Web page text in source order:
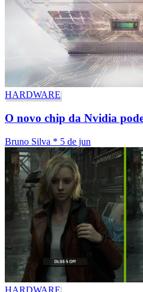
HARDWARE
O novo chip da Nvidia
Bruno Silva * 5 de jun
HARDWARE